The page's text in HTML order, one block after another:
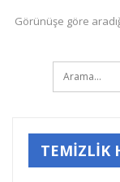
Görünüşe göre
TEMİZLİK